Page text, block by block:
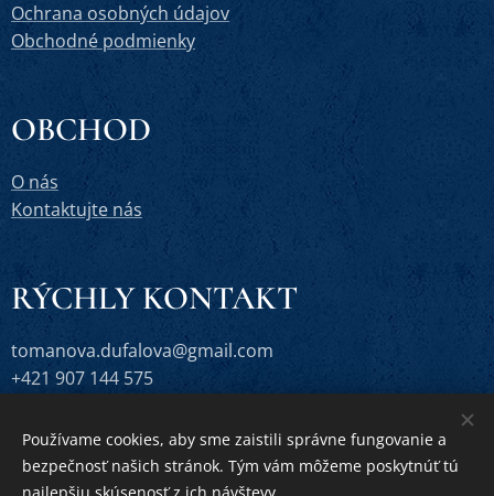
Ochrana osobných údajov
Obchodné podmienky
OBCHOD
O nás
Kontaktujte nás
RÝCHLY KONTAKT
tomanova.dufalova@gmail.com
+421 907 144 575
Vytvorené službouWebnode Cookies
Používame cookies, aby sme zaistili správne fungovanie a
bezpečnosť našich stránok. Tým vám môžeme poskytnúť tú